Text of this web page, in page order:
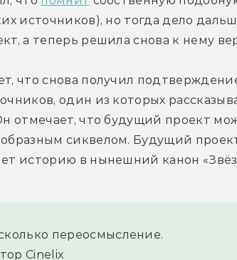
источников), но тогда дело
а теперь решила снова к нему
что снова получил
один из которых
отмечает, что будущий проект
сиквелом. Будущий
историю в нынешний канон
переосмысление.
Cinelix